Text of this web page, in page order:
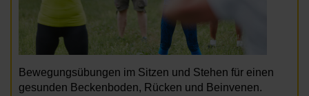
Bewegungsübungen im Sitzen und Stehen für einen
gesunden Beckenboden, Rücken und Beinvenen.